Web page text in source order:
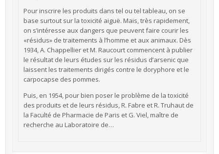
Pour inscrire les produits dans tel ou tel tableau, on se
base surtout sur la toxicité aiguë. Mais, très rapidement,
on s’intéresse aux dangers que peuvent faire courir les
«résidus» de traitements à l’homme et aux animaux. Dès
1934, A. Chappellier et M. Raucourt commencent à publier
le résultat de leurs études sur les résidus d’arsenic que
laissent les traitements dirigés contre le doryphore et le
carpocapse des pommes.
Puis, en 1954, pour bien poser le problème de la toxicité
des produits et de leurs résidus, R. Fabre et R. Truhaut de
la Faculté de Pharmacie de Paris et G. Viel, maître de
recherche au Laboratoire de…